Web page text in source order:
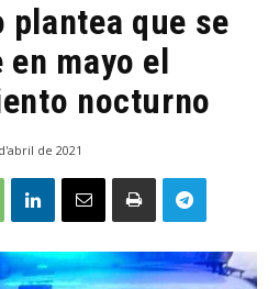
plantea que se
en mayo el
nocturno
de 2021